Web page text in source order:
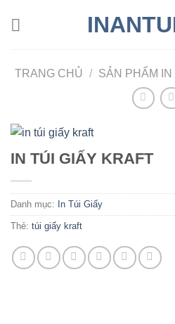
TRANG CHỦ / SẢN PHẨM IN
IN TÚI GIẤY KRAFT
Danh mục: In Túi Giấy
Thẻ: túi giấy kraft